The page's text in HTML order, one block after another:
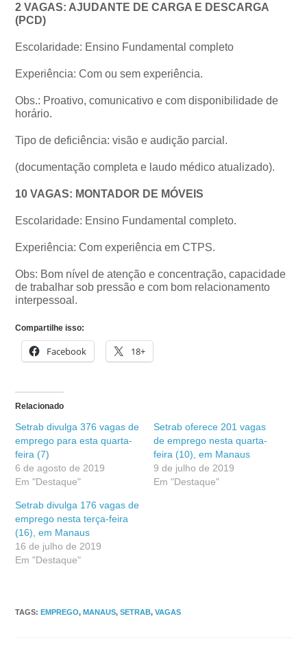
2 VAGAS: AJUDANTE DE CARGA E DESCARGA
(PCD)
Escolaridade: Ensino Fundamental completo
Experiência: Com ou sem experiência.
Obs.: Proativo, comunicativo e com disponibilidade de
horário.
Tipo de deficiência: visão e audição parcial.
(documentação completa e laudo médico atualizado).
10 VAGAS: MONTADOR DE MÓVEIS
Escolaridade: Ensino Fundamental completo.
Experiência: Com experiência em CTPS.
Obs: Bom nível de atenção e concentração, capacidade
de trabalhar sob pressão e com bom relacionamento
interpessoal.
Compartilhe isso:
Facebook 18+
Relacionado
Setrab divulga 376 vagas de
emprego para esta quarta-
feira (7)
6 de agosto de 2019
Em "Destaque"
Setrab oferece 201 vagas
de emprego nesta quarta-
feira (10), em Manaus
9 de julho de 2019
Em "Destaque"
Setrab divulga 176 vagas de
emprego nesta terça-feira
(16), em Manaus
16 de julho de 2019
Em "Destaque"
TAGS:EMPREGO, MANAUS, SETRAB, VAGAS